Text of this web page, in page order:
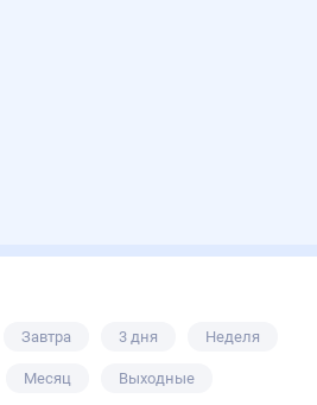
Завтра 3 дня Неделя
Месяц Выходные